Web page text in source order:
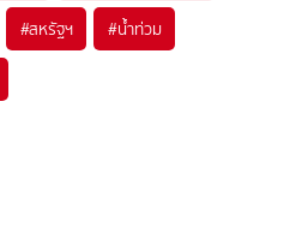
#สหรัฐฯ #น้ำท่วม